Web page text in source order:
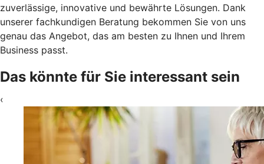
zuverlässige, innovative und bewährte Lösungen. Dank
unserer fachkundigen Beratung bekommen Sie von uns
genau das Angebot, das am besten zu Ihnen und Ihrem
Business passt.
Das könnte für Sie interessant sein
‹